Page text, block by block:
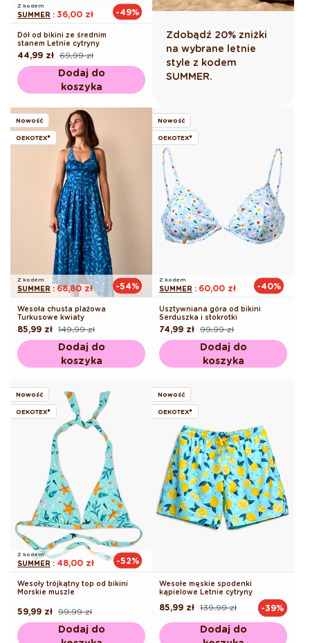
Z kodem
SUMMER : 36,00 zł -49%
Dół od bikini ze średnim
stanem Letnie cytryny
Cena
regularna
69,99 zł
Cena
promocyjna
44,99 zł
Dodaj do
koszyka
Zdobądź 20% zniżki
na wybrane letnie
style z kodem
SUMMER.
Nowość
OEKOTEX®
Z kodem
SUMMER : 68,80 zł -54%
Wesoła chusta plażowa
Turkusowe kwiaty
Cena
regularna
149,99 zł
Cena
promocyjna
85,99 zł
Dodaj do
koszyka
Nowość
OEKOTEX®
Z kodem
SUMMER : 60,00 zł -40%
Usztywniana góra od bikini
Serduszka i stokrotki
Cena
regularna
99,99 zł
Cena
promocyjna
74,99 zł
Dodaj do
koszyka
Nowość
OEKOTEX®
Z kodem
SUMMER : 48,00 zł -52%
Wesoły trójkątny top od bikini
Morskie muszle
Cena
regularna
99,99 zł
Cena
promocyjna
59,99 zł
Dodaj do
Nowość
OEKOTEX®
Wesołe męskie spodenki
kąpielowe Letnie cytryny
Cena
139,99 zł
Cena
85,99 zł -39%
Dodaj do